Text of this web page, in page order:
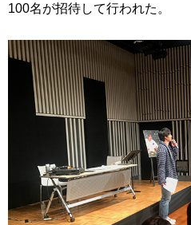
100名が招待して行われた。